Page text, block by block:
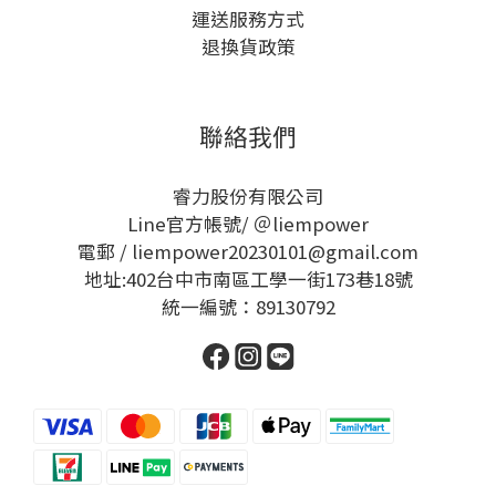
運送服務方式
退換貨政策
聯絡我們
睿力股份有限公司
Line官方帳號/ ＠liempower
電郵 / liempower20230101@gmail.com
地址:402台中市南區工學一街173巷18號
統一編號：89130792